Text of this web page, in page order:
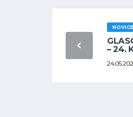
NOVICE
– 24.